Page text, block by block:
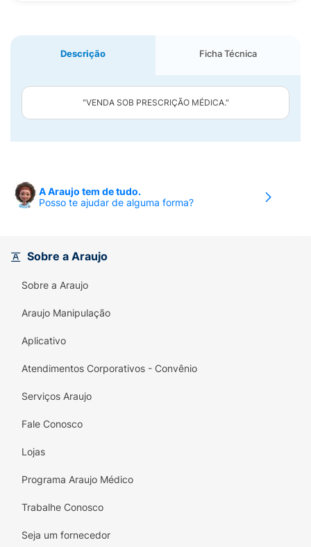
Descrição Ficha Técnica
"VENDA SOB PRESCRIÇÃO MÉDICA."
A Araujo tem de tudo.
Posso te ajudar de alguma forma?
Sobre a Araujo
Sobre a Araujo
Araujo Manipulação
Aplicativo
Atendimentos Corporativos - Convênio
Serviços Araujo
Fale Conosco
Lojas
Programa Araujo Médico
Trabalhe Conosco
Seja um fornecedor